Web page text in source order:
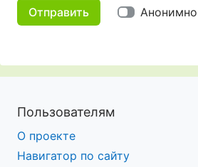
Отправить Анонимно
Пользователям
О проекте
Навигатор по сайту